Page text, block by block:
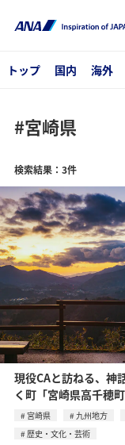
トップ 国内 海外
#宮崎県
検索結果：3件
現役CAと訪ねる、神
く町「宮崎県高千穂町
宮崎県 九州地方
歴史・文化・芸術